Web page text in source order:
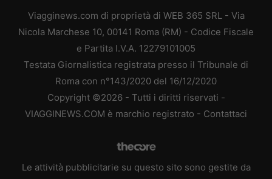
Viagginews.com di proprietà di WEB 365 SRL - Via
Nicola Marchese 10, 00141 Roma (RM) - Codice Fiscale
e Partita I.V.A. 12279101005
Testata Giornalistica registrata presso il Tribunale di
Roma con n°143/2020 del 16/12/2020
Copyright ©2026 - Tutti i diritti riservati -
VIAGGINEWS.COM è marchio registrato - Contattaci
Le attività pubblicitarie su questo sito sono gestite da